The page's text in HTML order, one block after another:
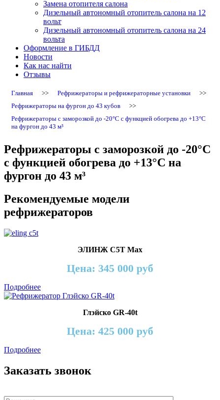
Замена отопителя салона
Дизельный автономный отопитель салона на 12
вольт
Дизельный автономный отопитель салона на 24
вольта
Оформление в ГИБДД
Новости
Как нас найти
Отзывы
Главная >> Рефрижераторы и рефрижераторные установки
>>
Рефрижераторы на фургон до 43 кубов
>>
Рефрижераторы c заморозкой до -20°C с функцией обогрева до +13°C
на фургон до 43 м³
Рефрижераторы c заморозкой до -20°C
с функцией обогрева до +13°C на
фургон до 43 м³
Рекомендуемые модели
рефрижераторов
ЭЛИНЖ С5T Max
Цена: 345 000 руб
Подробнее
Глэйско GR-40t
Цена: 425 000 руб
Подробнее
Заказать звонок